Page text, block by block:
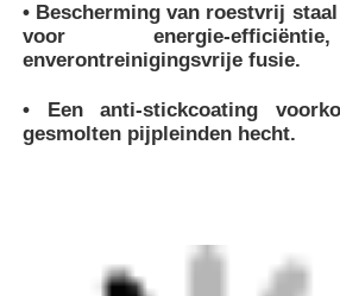
• Bescherming van roestvrij
voor energie-
enverontreinigingsvrije fusie.
• Een anti-stickcoating
gesmolten pijpleinden hecht.